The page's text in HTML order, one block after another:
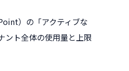
）の「アクティブな
ント全体の使用量と上限